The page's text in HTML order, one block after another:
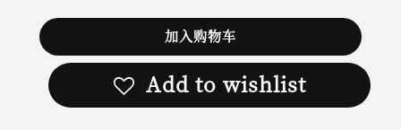
加入购物车
Add to wishlist